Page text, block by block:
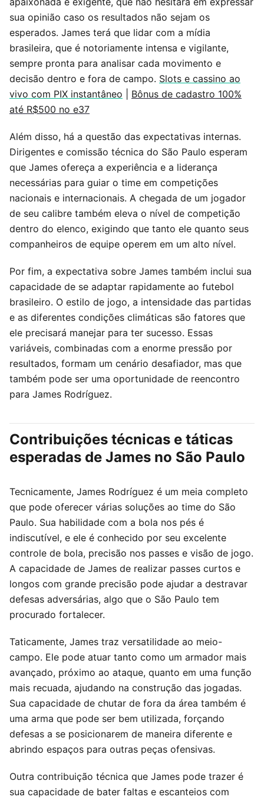
sua opinião caso os resultados não sejam os
esperados. James terá que lidar com a mídia
brasileira, que é notoriamente intensa e vigilante,
sempre pronta para analisar cada movimento e
decisão dentro e fora de campo. Slots e cassino ao
vivo com PIX instantâneo
Bônus de cadastro 100%
até R$500 no e37
Além disso, há a questão das expectativas internas.
Dirigentes e comissão técnica do São Paulo esperam
que James ofereça a experiência e a liderança
necessárias para guiar o time em competições
nacionais e internacionais. A chegada de um jogador
de seu calibre também eleva o nível de competição
dentro do elenco, exigindo que tanto ele quanto seus
companheiros de equipe operem em um alto nível.
Por fim, a expectativa sobre James também inclui sua
capacidade de se adaptar rapidamente ao futebol
brasileiro. O estilo de jogo, a intensidade das partidas
e as diferentes condições climáticas são fatores que
ele precisará manejar para ter sucesso. Essas
variáveis, combinadas com a enorme pressão por
resultados, formam um cenário desafiador, mas que
também pode ser uma oportunidade de reencontro
para James Rodríguez.
Contribuições técnicas e táticas
esperadas de James no São Paulo
Tecnicamente, James Rodríguez é um meia completo
que pode oferecer várias soluções ao time do São
Paulo. Sua habilidade com a bola nos pés é
indiscutível, e ele é conhecido por seu excelente
controle de bola, precisão nos passes e visão de jogo.
A capacidade de James de realizar passes curtos e
longos com grande precisão pode ajudar a destravar
defesas adversárias, algo que o São Paulo tem
procurado fortalecer.
Taticamente, James traz versatilidade ao meio-
campo. Ele pode atuar tanto como um armador mais
avançado, próximo ao ataque, quanto em uma função
mais recuada, ajudando na construção das jogadas.
Sua capacidade de chutar de fora da área também é
uma arma que pode ser bem utilizada, forçando
defesas a se posicionarem de maneira diferente e
abrindo espaços para outras peças ofensivas.
Outra contribuição técnica que James pode trazer é
sua capacidade de bater faltas e escanteios com